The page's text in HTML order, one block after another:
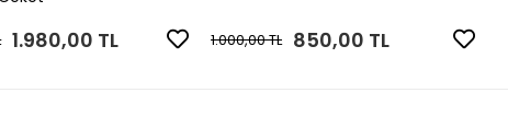
1.980,00 TL 1.000,00 TL 850,00 TL